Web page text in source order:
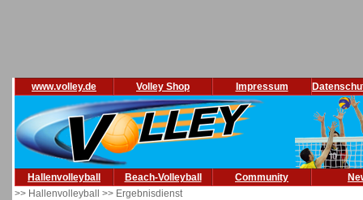
www.volley.de Volley Shop Impressum
Hallenvolleyball Beach-Volleyball Community
>> Hallenvolleyball >> Ergebnisdienst